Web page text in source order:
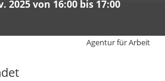
2025 von 16:00 bis 17:00
Agentur für Arbeit